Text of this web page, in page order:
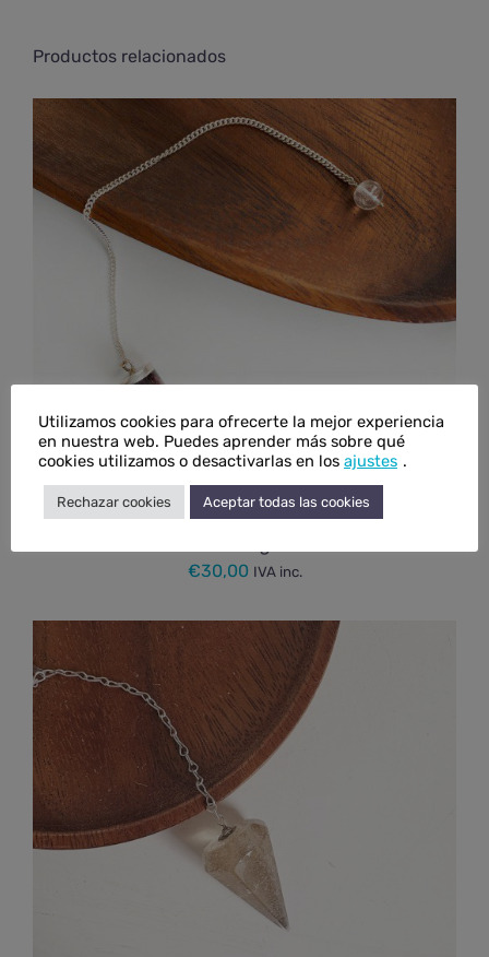
Productos relacionados
€30,00 IVA inc.
Utilizamos cookies para ofrecerte la mejor experiencia
en nuestra web. Puedes aprender más sobre qué
cookies utilizamos o desactivarlas en los ajustes .
Rechazar cookies Aceptar todas las cookies